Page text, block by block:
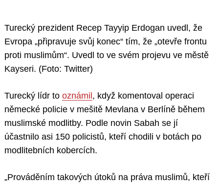
Turecký prezident Recep Tayyip Erdogan uvedl, že
Evropa „připravuje svůj konec“ tím, že „otevře frontu
proti muslimům“. Uvedl to ve svém projevu ve městě
Kayseri. (Foto: Twitter)
Turecký lídr to oznámil , když komentoval operaci
německé policie v mešitě Mevlana v Berlíně během
muslimské modlitby. Podle novin Sabah se jí
účastnilo asi 150 policistů, kteří chodili v botách po
modlitebních kobercích.
​„Prováděním takových útoků na práva muslimů, kteří